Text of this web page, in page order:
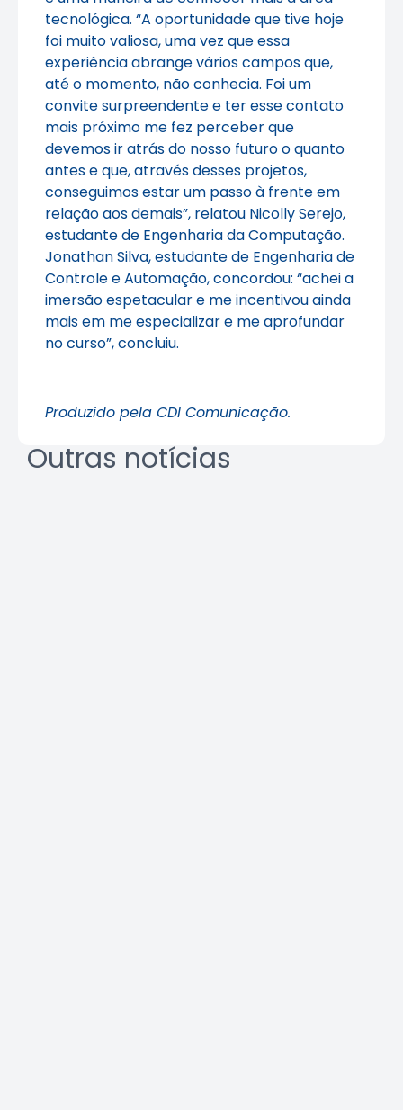
tecnológica. “A oportunidade que tive hoje
foi muito valiosa, uma vez que essa
experiência abrange vários campos que,
até o momento, não conhecia. Foi um
convite surpreendente e ter esse contato
mais próximo me fez perceber que
devemos ir atrás do nosso futuro o quanto
antes e que, através desses projetos,
conseguimos estar um passo à frente em
relação aos demais”, relatou Nicolly Serejo,
estudante de Engenharia da Computação.
Jonathan Silva, estudante de Engenharia de
Controle e Automação, concordou: “achei a
imersão espetacular e me incentivou ainda
mais em me especializar e me aprofundar
no curso”, concluiu.
Produzido pela CDI Comunicação.
Outras notícias